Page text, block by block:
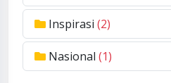
Inspirasi (2)
Nasional (1)